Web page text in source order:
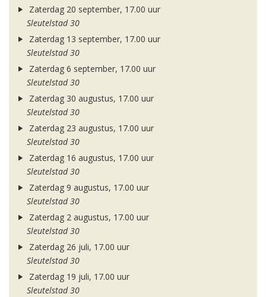
Zaterdag 20 september, 17.00 uur
Sleutelstad 30
Zaterdag 13 september, 17.00 uur
Sleutelstad 30
Zaterdag 6 september, 17.00 uur
Sleutelstad 30
Zaterdag 30 augustus, 17.00 uur
Sleutelstad 30
Zaterdag 23 augustus, 17.00 uur
Sleutelstad 30
Zaterdag 16 augustus, 17.00 uur
Sleutelstad 30
Zaterdag 9 augustus, 17.00 uur
Sleutelstad 30
Zaterdag 2 augustus, 17.00 uur
Sleutelstad 30
Zaterdag 26 juli, 17.00 uur
Sleutelstad 30
Zaterdag 19 juli, 17.00 uur
Sleutelstad 30